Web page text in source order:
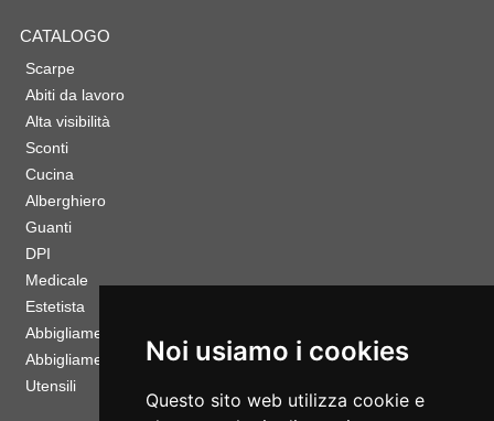
Noi usiamo i cookies
Questo sito web utilizza cookie e
CATALOGO
Scarpe
Abiti da lavoro
Alta visibilità
Sconti
Cucina
Alberghiero
Guanti
DPI
Medicale
Estetista
Abbigliamento Sportivo
Abbigliamento Bambino
Utensili